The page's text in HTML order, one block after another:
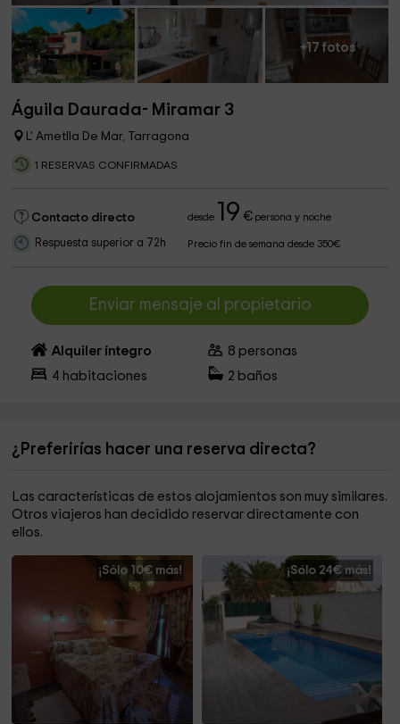
+17 fotos
Águila Daurada- Miramar 3
L' Ametlla De Mar, Tarragona
1 RESERVAS CONFIRMADAS
Contacto directo desde 19 €persona y noche
Respuesta superior a 72h Precio fin de semana desde 350€
Enviar mensaje al propietario
Alquiler íntegro 8 personas
4 habitaciones 2 baños
¿Preferirías hacer una reserva directa?
Las características de estos alojamientos son muy similares.
Otros viajeros han decidido reservar directamente con
ellos.
¡Sólo 10€ más! ¡Sólo 24€ más!